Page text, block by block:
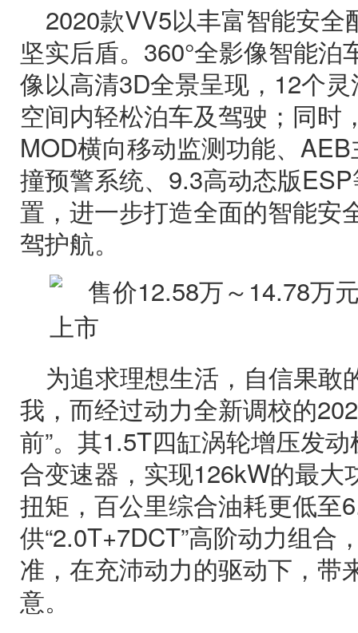
2020款VV5以丰富智能安
坚实后盾。360°全影像智能
像以高清3D全景呈现，12个
空间内轻松泊车及驾驶；同时
MOD横向移动监测功能、
撞预警系统、9.3高动态版
置，进一步打造全面的智能安
驾护航。
为追求理想生活，自信果敢
我，而经过动力全新调校的
前”。其1.5T四缸涡轮增压发
合变速器，实现126kW的最大
扭矩，百公里综合油耗更低至
供“2.0T+7DCT”高阶动力组合
准，在充沛动力的驱动下，带
意。